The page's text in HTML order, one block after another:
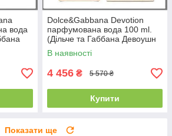
вода
Dolce&Gabbana Devotion
парфумована вода 100 ml.
(Дільче та Габбана Девоушн
Вумен)
В наявності
4 456 ₴ 5 570 ₴
Купити
Показати ще